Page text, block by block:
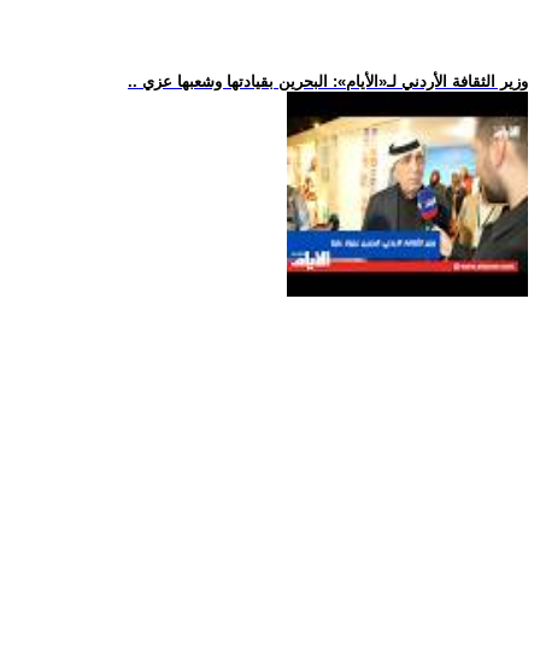
.. وزير الثقافة الأردني لـ«الأيام»: البحرين بقيادتها وشعبها عزي